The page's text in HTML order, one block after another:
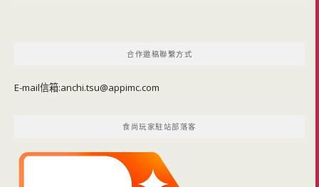
合作邀稿聯繫方式
E-mail信箱:anchi.tsu@appimc.com
食尚玩家駐站部落客